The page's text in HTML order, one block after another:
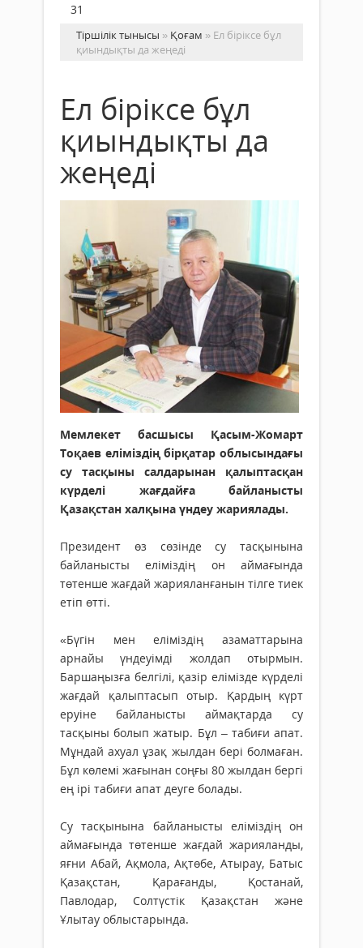
31
Тіршілік тынысы » Қоғам » Ел біріксе бұл
қиындықты да жеңеді
Ел біріксе бұл
қиындықты да
жеңеді
Мемлекет басшысы Қасым-Жомарт
Тоқаев еліміздің бірқатар облысындағы
су тасқыны салдарынан қалыптасқан
күрделі жағдайға байланысты
Қазақстан халқына үндеу жариялады.
Президент өз сөзінде су тасқынына
байланысты еліміздің он аймағында
төтенше жағдай жарияланғанын тілге тиек
етіп өтті.
«Бүгін мен еліміздің азаматтарына
арнайы үндеуімді жолдап отырмын.
Баршаңызға белгілі, қазір елімізде күрделі
жағдай қалыптасып отыр. Қардың күрт
еруіне байланысты аймақтарда су
тасқыны болып жатыр. Бұл – табиғи апат.
Мұндай ахуал ұзақ жылдан бері болмаған.
Бұл көлемі жағынан соңғы 80 жылдан бергі
ең ірі табиғи апат деуге болады.
Су тасқынына байланысты еліміздің он
аймағында төтенше жағдай жарияланды,
яғни Абай, Ақмола, Ақтөбе, Атырау, Батыс
Қазақстан, Қарағанды, Қостанай,
Павлодар, Солтүстік Қазақстан және
Ұлытау облыстарында.